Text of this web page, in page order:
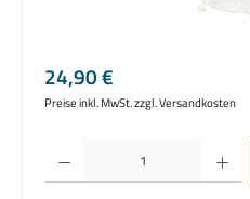
Regulärer Preis:
24,90 €
Preise inkl. MwSt. zzgl. Versandkosten
Produkt Anzahl: Gib den gewünschten